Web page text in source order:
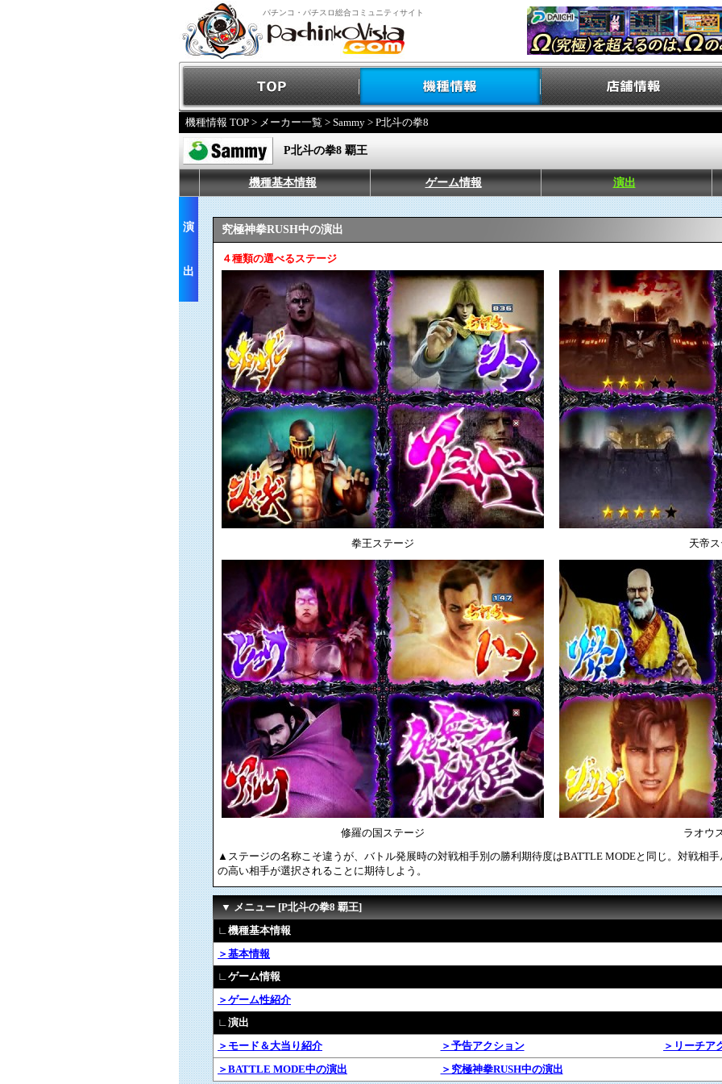
パチンコ・パチスロ総合コミュニティサイト
機種情報 TOP > メーカー一覧 > Sammy > P北斗の拳8
P北斗の拳8 覇王
機種基本情報 ゲーム情報 演出
演
出
究極神拳RUSH中の演出
４種類の選べるステージ
拳王ステージ 天帝
修羅の国ステージ
ラオウ
▲ステージの名称こそ違うが、バトル発展時の対戦相手別の勝利期待度はBATTLE MODEと同じ。対戦相
の高い相手が選択されることに期待しよう。
▼ メニュー [P北斗の拳8 覇王]
∟機種基本情報
＞基本情報
∟ゲーム情報
＞ゲーム性紹介
∟演出
＞モード＆大当り紹介
＞予告アクション
＞リーチア
＞BATTLE MODE中の演出
＞究極神拳RUSH中の演出